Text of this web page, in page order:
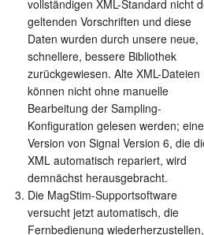
vollständigen XML-Standard nicht
geltenden Vorschriften und diese
Daten wurden durch unsere neue,
schnellere, bessere Bibliothek
zurückgewiesen. Alte XML-Dateien
können nicht ohne manuelle
Bearbeitung der Sampling-
Konfiguration gelesen werden; eine
Version von Signal Version 6, die
XML automatisch repariert, wird
demnächst herausgebracht.
Die MagStim-Supportsoftware
versucht jetzt automatisch, die
Fernbedienung wiederherzustellen,